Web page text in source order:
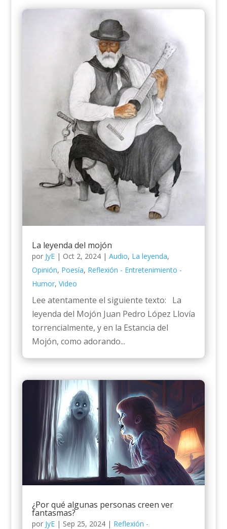
La leyenda del mojón
por JyE| Oct 2, 2024| Audio, La leyenda,
Opinión, Poesía, Reflexión - Entretenimiento -
Humor, Video
Lee atentamente el siguiente texto: La
leyenda del Mojón Juan Pedro López Llovía
torrencialmente, y en la Estancia del
Mojón, como adorando...
¿Por qué algunas personas creen ver
fantasmas?
por JyE| Sep 25, 2024| Reflexión -